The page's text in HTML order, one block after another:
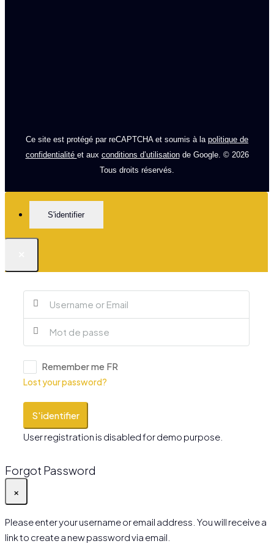
Ce site est protégé par reCAPTCHA et soumis à la politique de
confidentialité et aux conditions d’utilisationde Google. © 2026
Tous droits réservés.
S'identifier
Remember me FR
Lost your password?
S'identifier
User registration is disabled for demo purpose.
Forgot Password
×
Please enter your username or email address. You will receive a
link to create a new password via email.